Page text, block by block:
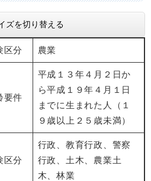
ズを切り替える
区分 農業
要件
平成１３年４月２日か
ら平成１９年４月１日
までに生まれた人（１
９歳以上２５歳未満）
区分
行政、教育行政、警察
行政、土木、農業土
木、林業